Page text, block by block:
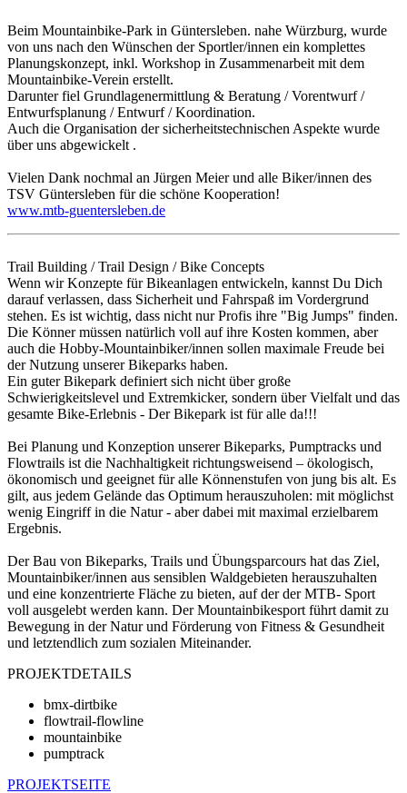
Beim Mountainbike-Park in Güntersleben. nahe Würzburg, wurde
von uns nach den Wünschen der Sportler/innen ein komplettes
Planungskonzept, inkl. Workshop in Zusammenarbeit mit dem
Mountainbike-Verein erstellt.
Darunter fiel Grundlagenermittlung & Beratung / Vorentwurf /
Entwurfsplanung / Entwurf / Koordination.
Auch die Organisation der sicherheitstechnischen Aspekte wurde
über uns abgewickelt .
Vielen Dank nochmal an Jürgen Meier und alle Biker/innen des
TSV Güntersleben für die schöne Kooperation!
www.mtb-guentersleben.de
Trail Building / Trail Design / Bike Concepts
Wenn wir Konzepte für Bikeanlagen entwickeln, kannst Du Dich
darauf verlassen, dass Sicherheit und Fahrspaß im Vordergrund
stehen. Es ist wichtig, dass nicht nur Profis ihre "Big Jumps" finden.
Die Könner müssen natürlich voll auf ihre Kosten kommen, aber
auch die Hobby-Mountainbiker/innen sollen maximale Freude bei
der Nutzung unserer Bikeparks haben.
Ein guter Bikepark definiert sich nicht über große
Schwierigkeitslevel und Extremkicker, sondern über Vielfalt und das
gesamte Bike-Erlebnis - Der Bikepark ist für alle da!!!
Bei Planung und Konzeption unserer Bikeparks, Pumptracks und
Flowtrails ist die Nachhaltigkeit richtungsweisend – ökologisch,
ökonomisch und geeignet für alle Könnenstufen von jung bis alt. Es
gilt, aus jedem Gelände das Optimum herauszuholen: mit möglichst
wenig Eingriff in die Natur - aber dabei mit maximal erzielbarem
Ergebnis.
Der Bau von Bikeparks, Trails und Übungsparcours hat das Ziel,
Mountainbiker/innen aus sensiblen Waldgebieten herauszuhalten
und eine konzentrierte Fläche zu bieten, auf der der MTB- Sport
voll ausgelebt werden kann. Der Mountainbikesport führt damit zu
Bewegung in der Natur und Förderung von Fitness & Gesundheit
und letztendlich zum sozialen Miteinander.
PROJEKTDETAILS
bmx-dirtbike
flowtrail-flowline
mountainbike
pumptrack
PROJEKTSEITE